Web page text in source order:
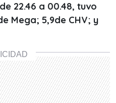
22.46 a 00.48, tuvo
Mega; 5,9de CHV; y